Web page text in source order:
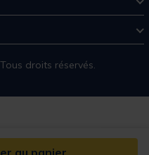
au panier
droits réservés.